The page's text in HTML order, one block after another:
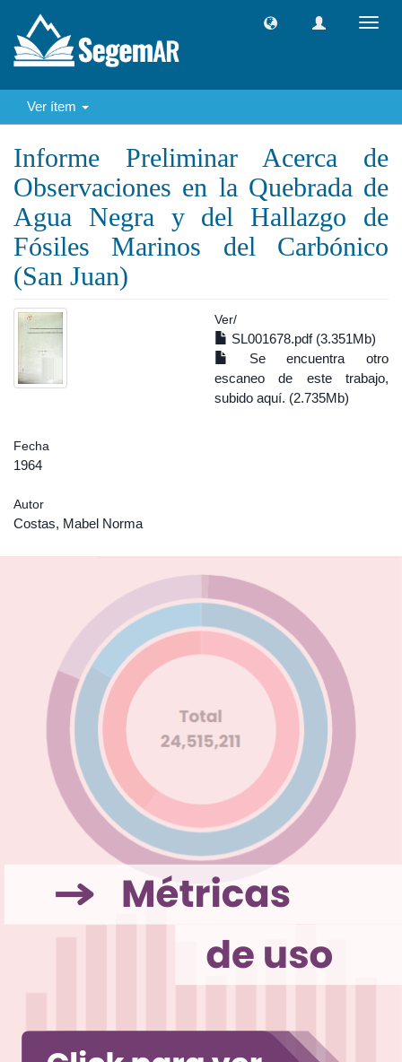
Ver ítem
Informe Preliminar Acerca de
Observaciones en la Quebrada de
Agua Negra y del Hallazgo de
Fósiles Marinos del Carbónico
(San Juan)
Ver/
SL001678.pdf (3.351Mb)
Se encuentra otro
escaneo de este trabajo,
subido aquí. (2.735Mb)
Fecha
1964
Autor
Costas, Mabel Norma